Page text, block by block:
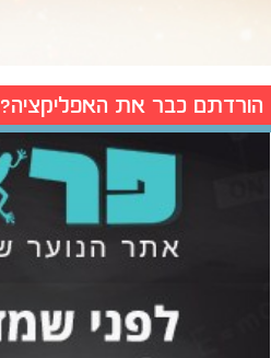
הורדתם כבר את האפליקציה?